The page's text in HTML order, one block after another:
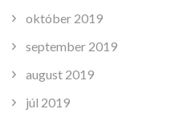
október 2019
september 2019
august 2019
júl 2019